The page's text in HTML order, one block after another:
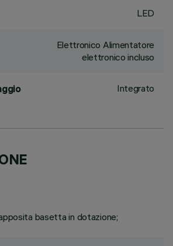
LED
Elettronico Alimentatore
elettronico incluso
Integrato
basetta in dotazione;